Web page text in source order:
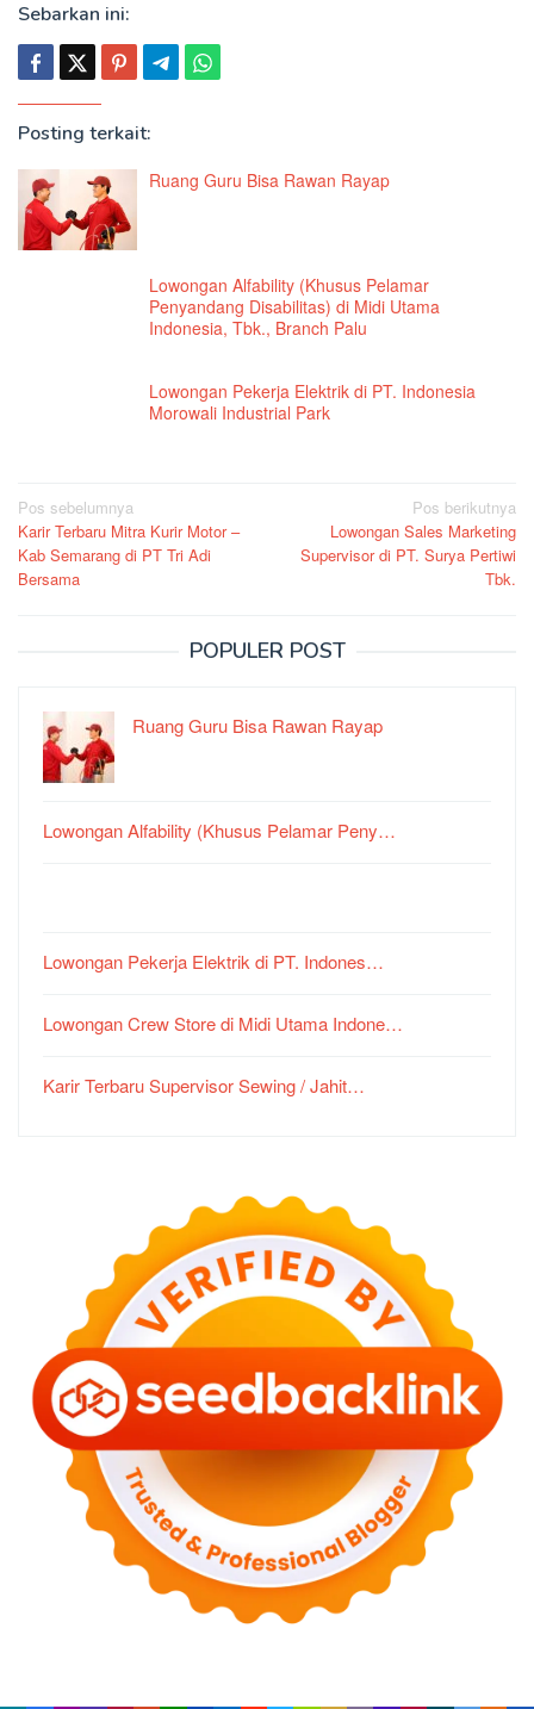
Sebarkan ini:
Posting terkait:
Ruang Guru Bisa Rawan Rayap
Lowongan Alfability (Khusus Pelamar
Penyandang Disabilitas) di Midi Utama
Indonesia, Tbk., Branch Palu
Lowongan Pekerja Elektrik di PT. Indonesia
Morowali Industrial Park
Navigasi
pos
Pos sebelumnya
Karir Terbaru Mitra Kurir Motor –
Kab Semarang di PT Tri Adi
Bersama
Pos berikutnya
Lowongan Sales Marketing
Supervisor di PT. Surya Pertiwi
Tbk.
POPULER POST
Ruang Guru Bisa Rawan Rayap
Lowongan Alfability (Khusus Pelamar Peny…
Lowongan Pekerja Elektrik di PT. Indones…
Lowongan Crew Store di Midi Utama Indone…
Karir Terbaru Supervisor Sewing / Jahit…